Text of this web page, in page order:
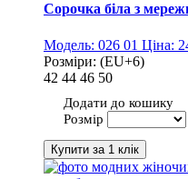
Сорочка біла з
Модель: 026 01 Ціна:
Розміри: (EU+6)
42 44 46 50
Додати до кошику
Розмір